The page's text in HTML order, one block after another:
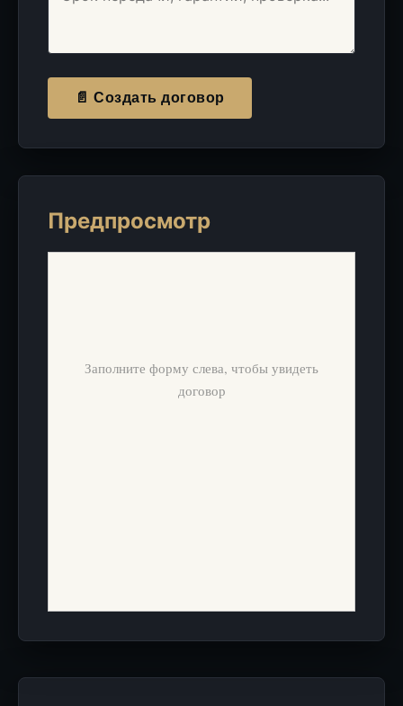
📄 Создать договор
Предпросмотр
Заполните форму слева, чтобы увидеть
договор